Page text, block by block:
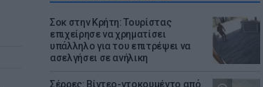
Σοκ στην Κρήτη: Τουρίστας
επιχείρησε να χρηματίσει
υπάλληλο για του επιτρέψει να
ασελγήσει σε ανήλικη
Σέρρες: Βίντεο-ντοκουμέντο από